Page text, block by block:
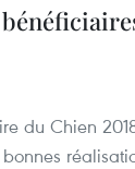
du Chien